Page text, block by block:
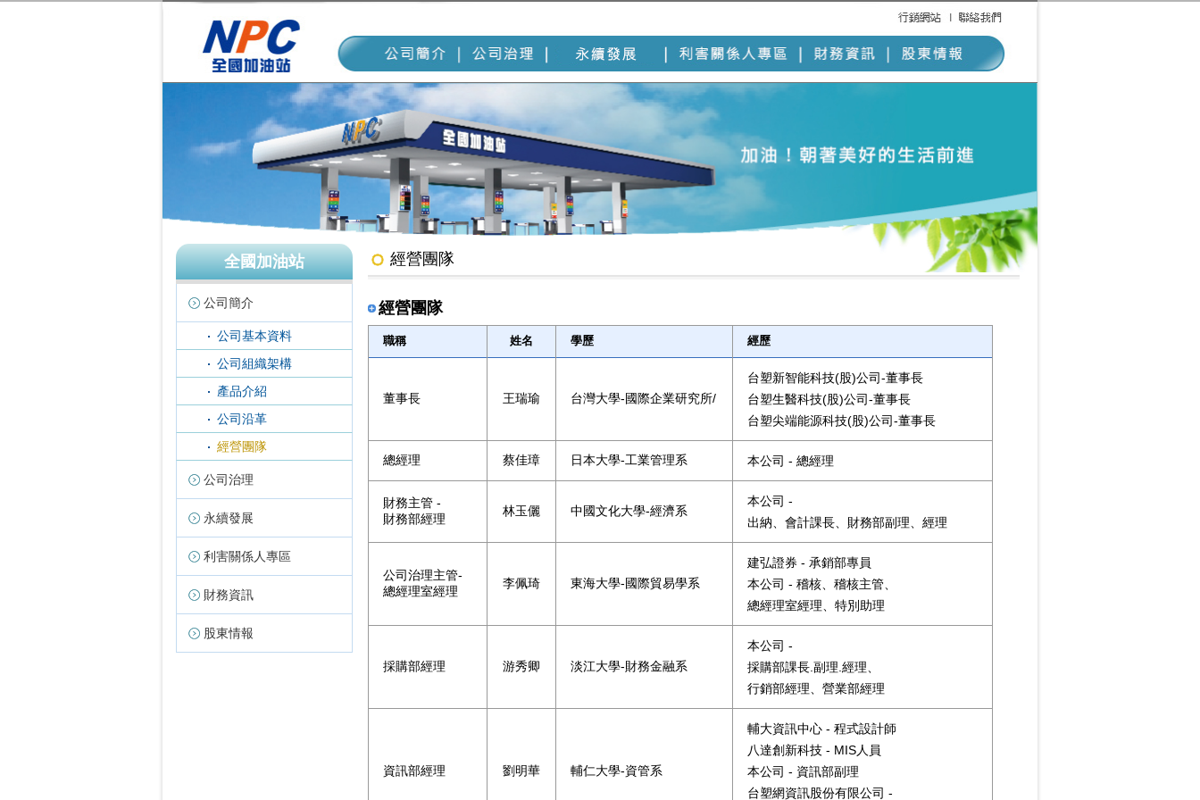
全國加油站
公司簡介
公司基本資料
公司組織架構
產品介紹
公司沿革
經營團隊
公司治理
永續發展
利害關係人專區
財務資訊
股東情報
經營團隊
經營團隊
職稱 姓名 學歷 經歷
董事長 王瑞瑜 台灣大學-國際企業研究所/
台塑新智能科技(股)公司-董事長
台塑生醫科技(股)公司-董事長
台塑尖端能源科技(股)公司-董事長
總經理 蔡佳璋 日本大學-工業管理系 本公司 - 總經理
財務主管 -
財務部經理
林玉儷 中國文化大學-經濟系
本公司 -
出納、會計課長、財務部副理、經理
公司治理主管-
總經理室經理
李佩琦 東海大學-國際貿易學系
建弘證券 - 承銷部專員
本公司 - 稽核、稽核主管、
總經理室經理、特別助理
採購部經理 游秀卿 淡江大學-財務金融系
本公司 -
採購部課長.副理.經理、
行銷部經理、營業部經理
資訊部經理 劉明華 輔仁大學-資管系
輔大資訊中心 - 程式設計師
八達創新科技 - MIS人員
本公司 - 資訊部副理
台塑網資訊股份有限公司 -